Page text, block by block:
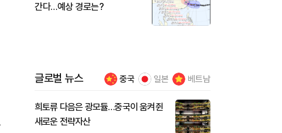
간다…예상 경로는?
글로벌 뉴스 중국 일본 베트남
희토류 다음은 광모듈…중국이 움켜쥔
새로운 전략자산